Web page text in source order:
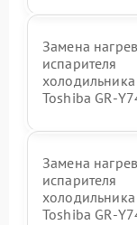
Замена
испарителя
холодильника
Toshiba GR-
Замена
испарителя
холодильника
Toshiba GR-